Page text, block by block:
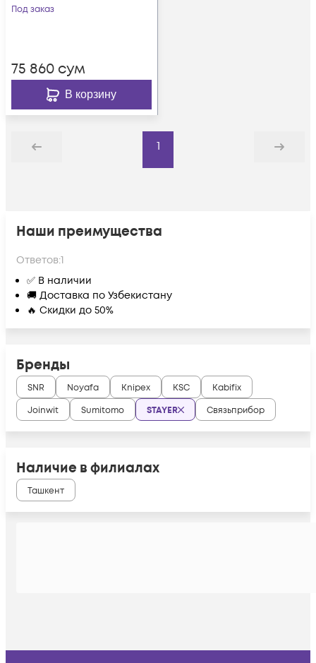
Под заказ
75 860 сум
В корзину
Назад
1
Дальше
Наши преимущества
Ответов:1
✅ В наличии
🚚 Доставка по Узбекистану
🔥 Скидки до 50%
Бренды
SNR Noyafa Knipex KSC
Kabifix
Joinwit
Sumitomo STAYER Связьприбор
Наличие в филиалах
Ташкент